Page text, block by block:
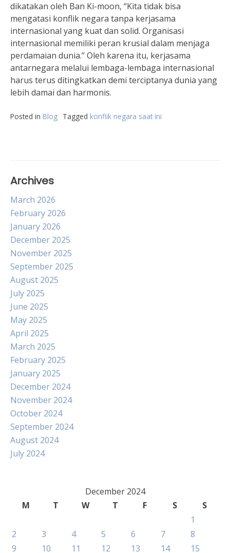
dikatakan oleh Ban Ki-moon, “Kita tidak bisa
mengatasi konflik negara tanpa kerjasama
internasional yang kuat dan solid. Organisasi
internasional memiliki peran krusial dalam menjaga
perdamaian dunia.” Oleh karena itu, kerjasama
antarnegara melalui lembaga-lembaga internasional
harus terus ditingkatkan demi terciptanya dunia yang
lebih damai dan harmonis.
Posted in Blog Tagged konflik negara saat ini
Archives
March 2026
February 2026
January 2026
December 2025
November 2025
September 2025
August 2025
July 2025
June 2025
May 2025
April 2025
March 2025
February 2025
January 2025
December 2024
November 2024
October 2024
September 2024
August 2024
July 2024
December 2024
M
T W T F S
S
1
2
3 4 5 6 7
8
9
10 11 12 13 14
15